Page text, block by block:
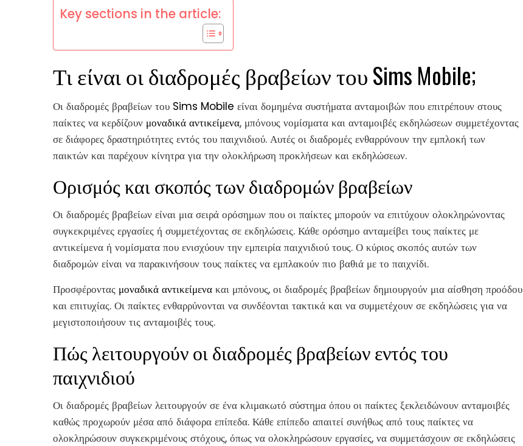
Key sections in the article:
Τι είναι οι διαδρομές βραβείων του Sims Mobile;
Οι διαδρομές βραβείων του Sims Mobile είναι δομημένα συστήματα ανταμοιβών που επιτρέπουν στους
παίκτες να κερδίζουν μοναδικά αντικείμενα, μπόνους νομίσματα και ανταμοιβές εκδηλώσεων συμμετέχοντας
σε διάφορες δραστηριότητες εντός του παιχνιδιού. Αυτές οι διαδρομές ενθαρρύνουν την εμπλοκή των
παικτών και παρέχουν κίνητρα για την ολοκλήρωση προκλήσεων και εκδηλώσεων.
Ορισμός και σκοπός των διαδρομών βραβείων
Οι διαδρομές βραβείων είναι μια σειρά ορόσημων που οι παίκτες μπορούν να επιτύχουν ολοκληρώνοντας
συγκεκριμένες εργασίες ή συμμετέχοντας σε εκδηλώσεις. Κάθε ορόσημο ανταμείβει τους παίκτες με
αντικείμενα ή νομίσματα που ενισχύουν την εμπειρία παιχνιδιού τους. Ο κύριος σκοπός αυτών των
διαδρομών είναι να παρακινήσουν τους παίκτες να εμπλακούν πιο βαθιά με το παιχνίδι.
Προσφέροντας μοναδικά αντικείμενα και μπόνους, οι διαδρομές βραβείων δημιουργούν μια αίσθηση προόδου
και επιτυχίας. Οι παίκτες ενθαρρύνονται να συνδέονται τακτικά και να συμμετέχουν σε εκδηλώσεις για να
μεγιστοποιήσουν τις ανταμοιβές τους.
Πώς λειτουργούν οι διαδρομές βραβείων εντός του
παιχνιδιού
Οι διαδρομές βραβείων λειτουργούν σε ένα κλιμακωτό σύστημα όπου οι παίκτες ξεκλειδώνουν ανταμοιβές
καθώς προχωρούν μέσα από διάφορα επίπεδα. Κάθε επίπεδο απαιτεί συνήθως από τους παίκτες να
ολοκληρώσουν συγκεκριμένους στόχους, όπως να ολοκληρώσουν εργασίες, να συμμετάσχουν σε εκδηλώσεις